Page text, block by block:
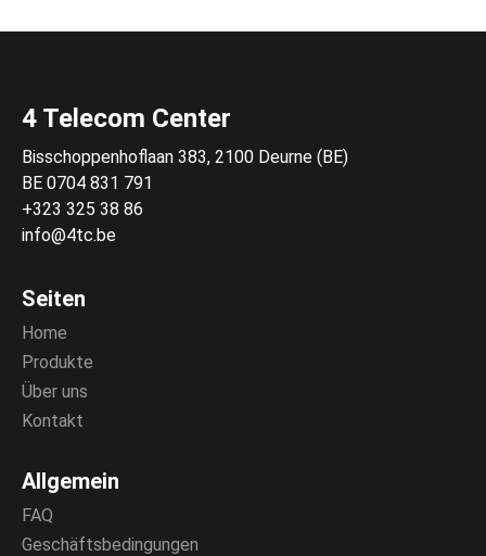
4 Telecom Center
Bisschoppenhoflaan 383, 2100 Deurne (BE)
BE 0704 831 791
+323 325 38 86
info@4tc.be
Seiten
Home
Produkte
Über uns
Kontakt
Allgemein
FAQ
Geschäftsbedingungen